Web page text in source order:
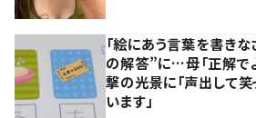
「絵にあう言葉を書き
の解答”に…母「正解で
撃の光景に「声出して笑
います」